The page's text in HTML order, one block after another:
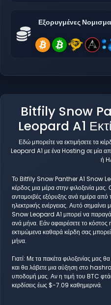
Εξορυγμένες
Bitfily Snow
Leopard A1
Εδώ μπορείτε να εκτιμήσετε τα
Leopard A1 με ένα Hosting σε μία
ή
Το Bitfily Snow Panther A1 Snow
κέρδος μια μέρα στην φιλοξενία μας.
ανταμοιβές εξόρυξης ανά ημέρα από
ηλεκτρικής ενέργειας. Αυτό
Snow Leopard A1 μπορεί να
ανά μήνα. Εάν αφαιρέσετε το
εκτιμώμενα καθαρά κέρδη σας
μήνα.
Γιατί: Με τα πακέτα φιλοξενίας μας
και θα λάβετε μια αύξηση στο
υποδομή μας. Αν η τιμή του BTC
κερδίσεις έως $-7.09 καθημερινά.